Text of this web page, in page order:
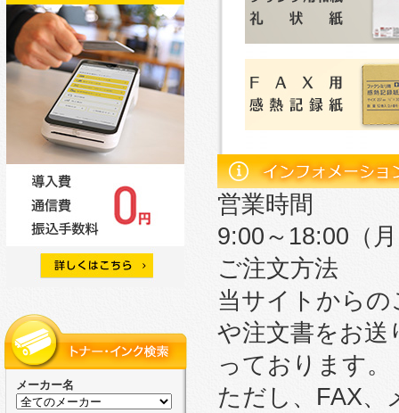
メーカー名
営業時間
9:00～18:00（
ご注文方法
当サイトから
や注文書をお送
っております。
ただし、FAX、